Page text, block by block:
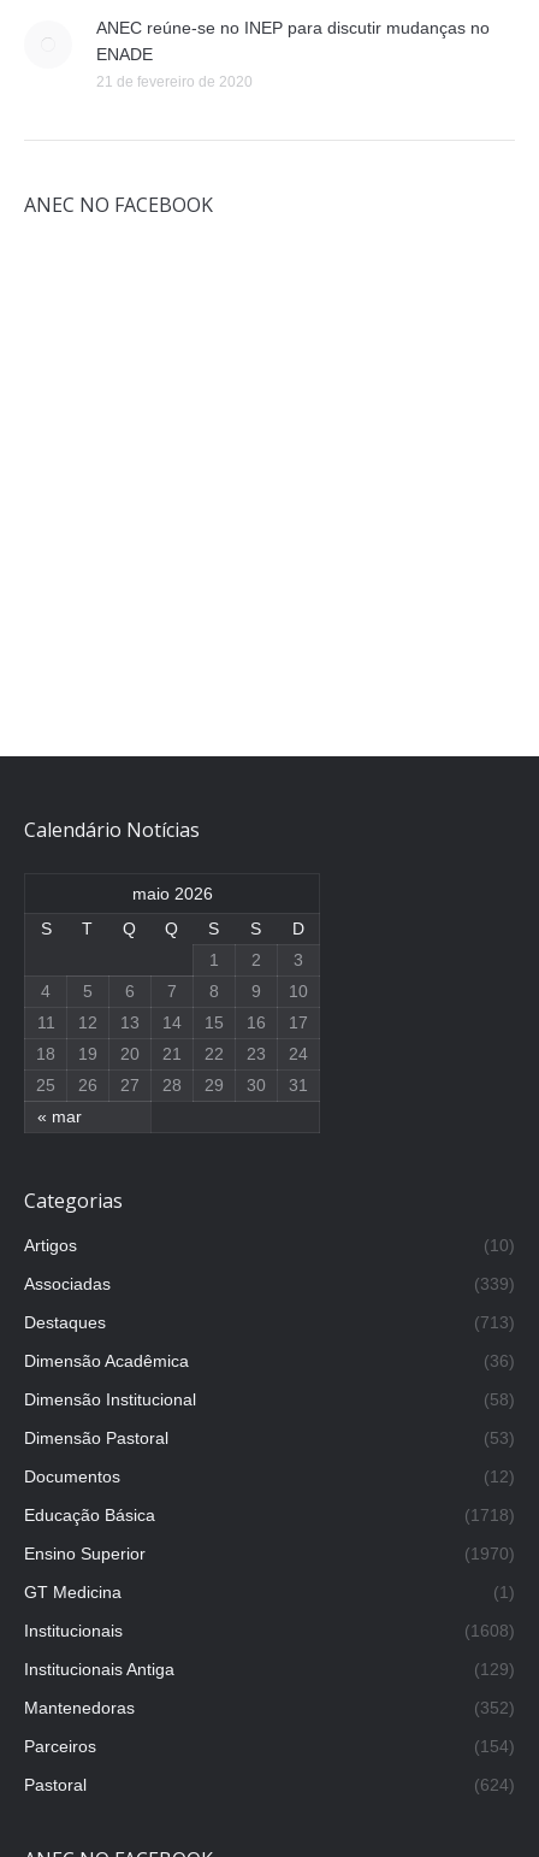
ANEC reúne-se no INEP para discutir mudanças no
ENADE
21 de fevereiro de 2020
ANEC NO FACEBOOK
Calendário Notícias
maio 2026
S
T Q Q S S D
« mar
1 2
3
4
5 6 7 8 9
10
11
12 13 14 15 16
17
18
19 20 21 22 23
24
25
26 27 28 29 30 31
Categorias
Artigos
(10)
Associadas
(339)
Destaques
(713)
Dimensão Acadêmica
(36)
Dimensão Institucional
(58)
Dimensão Pastoral
(53)
Documentos
(12)
Educação Básica
(1718)
Ensino Superior
(1970)
GT Medicina
(1)
Institucionais
(1608)
Institucionais Antiga
(129)
Mantenedoras
(352)
Parceiros
(154)
Pastoral
(624)